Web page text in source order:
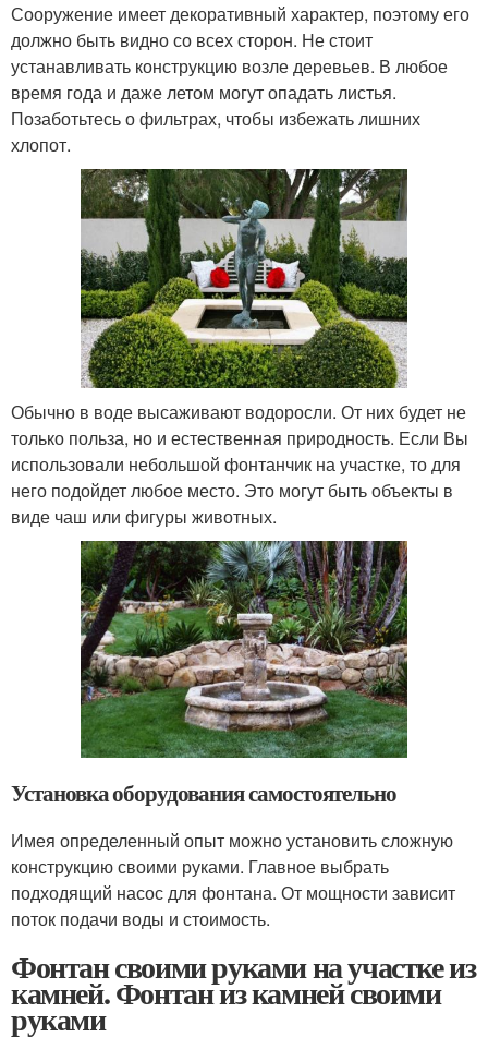
Сооружение имеет декоративный характер, поэтому его
должно быть видно со всех сторон. Не стоит
устанавливать конструкцию возле деревьев. В любое
время года и даже летом могут опадать листья.
Позаботьтесь о фильтрах, чтобы избежать лишних
хлопот.
Обычно в воде высаживают водоросли. От них будет не
только польза, но и естественная природность. Если Вы
использовали небольшой фонтанчик на участке, то для
него подойдет любое место. Это могут быть объекты в
виде чаш или фигуры животных.
Установка оборудования самостоятельно
Имея определенный опыт можно установить сложную
конструкцию своими руками. Главное выбрать
подходящий насос для фонтана. От мощности зависит
поток подачи воды и стоимость.
Фонтан своими руками на участке из
камней. Фонтан из камней своими
руками